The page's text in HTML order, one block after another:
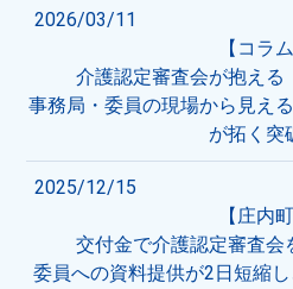
2026/03/11
【コラム
介護認定審査会が抱える
事務局・委員の現場から見え
が拓く突
2025/12/15
【庄内町
交付金で介護認定審査会
委員への資料提供が2日短縮